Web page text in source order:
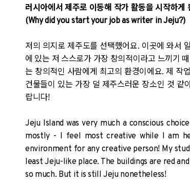
러시아에서 제주로 이동해 작가 활동을 시작하게
(Why did you start your job as writer in Jeju?)
저의 의지로 제주도를 선택했어요. 이곳에 와서
에 있는 저 스스로가 가장 창의적이라고 느끼기
는 창의적인 사람에게 최고의 환경이에요. 제 작
건물들이 있는 가장 덜 제주스러운 장소인 것 같
랍니다!
Jeju Island was very much a conscious
mostly - I feel most creative while I am
environment for any creative person! My
least Jeju-like place. The buildings are red
so much. But it is still Jeju nonetheless!